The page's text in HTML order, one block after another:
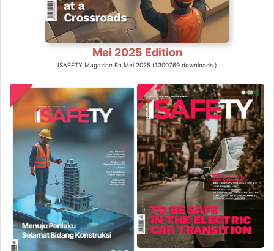
Mei 2025 Edition
ISAFETY Magazine En Mei 2025 (1300769 downloads )